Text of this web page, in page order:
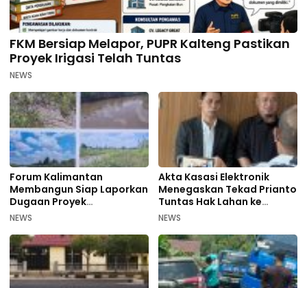
FKM Bersiap Melapor, PUPR Kalteng Pastikan
Proyek Irigasi Telah Tuntas
NEWS
Forum Kalimantan
Membangun Siap Laporkan
Dugaan Proyek
Bermasalah PUPR Kalteng
NEWS
Akta Kasasi Elektronik
Menegaskan Tekad Prianto
Tuntas Hak Lahan ke
Mahkamah Agung
NEWS